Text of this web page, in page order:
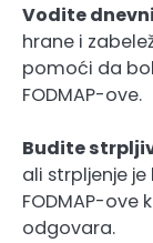
Vodite
hrane i
pomoći da
FODMAP-ove.
Budite
ali strpljenje
FODMAP-ove
odgovara.